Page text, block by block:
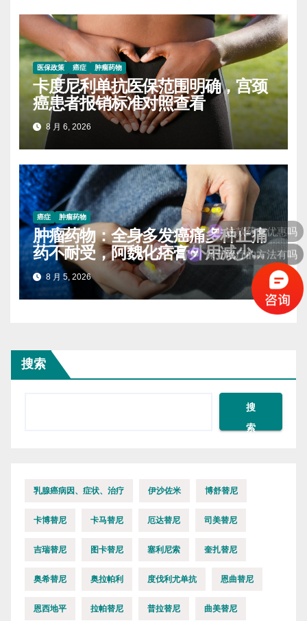
医保政策 癌症 肿瘤药物
卡度尼利单抗医保范围明确，宫颈
癌患者报销标准对照查看
8 月 6, 2026
癌症 肿瘤药物
肿瘤药物：全身多发癌痛多种止痛
药不耐受，阿魏化痞膏外用减少口
服药量的实操案例
8 月 5, 2026
搜索
搜
索
乳腺癌病因、症状、治疗 伊沙佐米 博舒替尼
卡博替尼 卡马替尼 厄达替尼 司美替尼
吉瑞替尼 图卡替尼 塞利尼索 奎扎替尼
奥希替尼 奥拉帕利 度伐利尤单抗 恩曲替尼
恩西地平 拉帕替尼 普拉替尼 曲美替尼
这款药有优惠吗
保守治疗的方法有吗